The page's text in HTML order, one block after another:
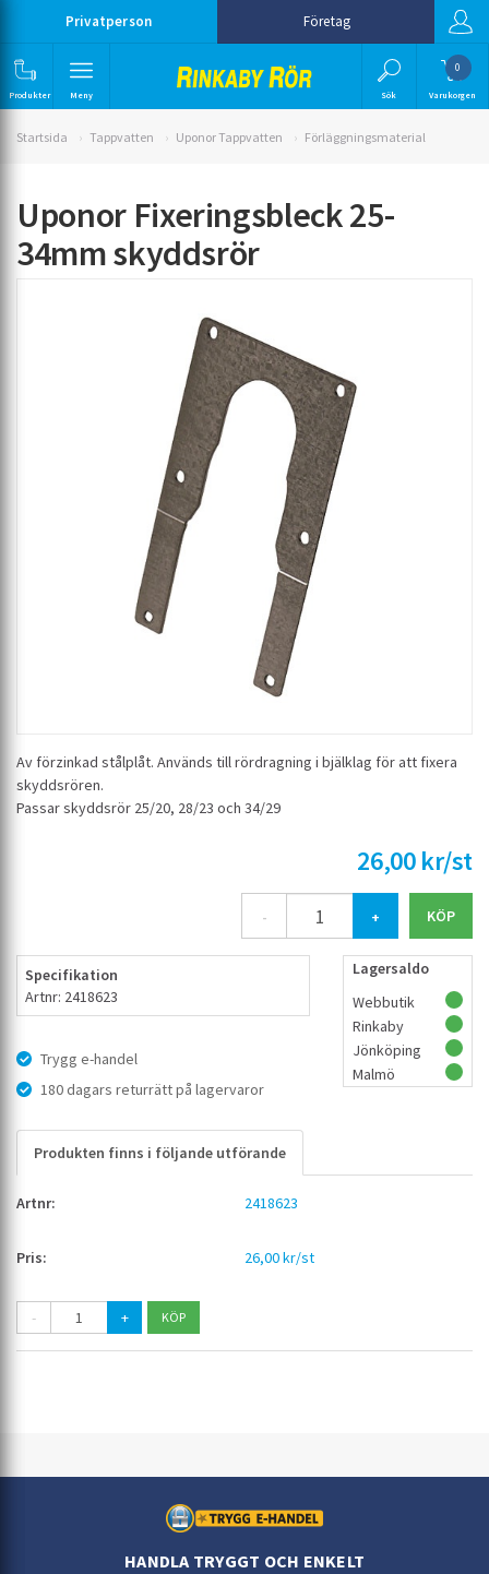
Privatperson Företag
Produkter Meny Sök
0
Varukorgen
Startsida Tappvatten Uponor Tappvatten Förläggningsmaterial
Uponor Fixeringsbleck 25-
34mm skyddsrör
Av förzinkad stålplåt. Används till rördragning i bjälklag för att fixera
skyddsrören.
Passar skyddsrör 25/20, 28/23 och 34/29
26,00 kr/st
- +
Specifikation
Artnr: 2418623
Trygg e-handel
180 dagars returrätt på lagervaror
Lagersaldo
Webbutik
Rinkaby
Jönköping
Malmö
Produkten finns i följande utförande
2418623
26,00 kr/st
- +
HANDLA TRYGGT OCH ENKELT